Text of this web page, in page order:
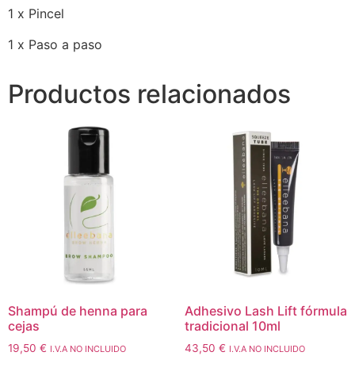
1 x Pincel
1 x Paso a paso
Productos relacionados
Shampú de henna para
cejas
19,50 € I.V.A NO INCLUIDO
Adhesivo Lash Lift fórmula
tradicional 10ml
43,50 € I.V.A NO INCLUIDO